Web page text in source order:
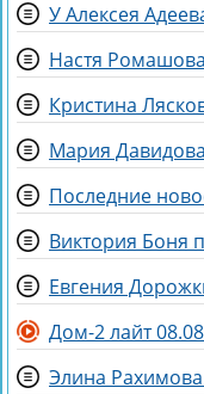
У Алексея
Дом-2 лайт